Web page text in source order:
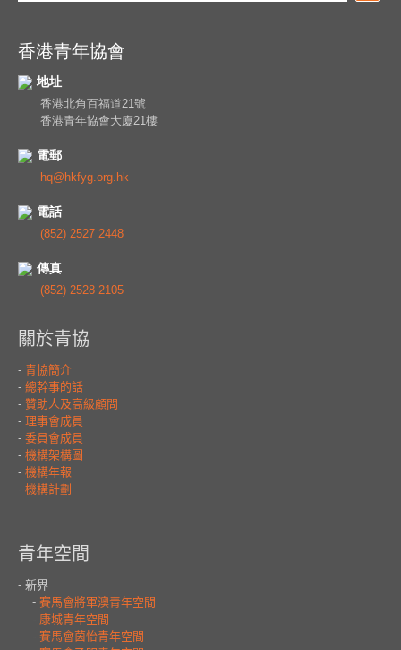
香港青年協會
地址
香港北角百福道21號
香港青年協會大廈21樓
電郵
hq@hkfyg.org.hk
電話
(852) 2527 2448
傳真
(852) 2528 2105